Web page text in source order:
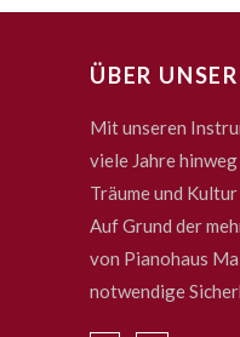
ÜBER
Mit unseren
viele Jahre
Träume und
Auf Grund der
von Pianohaus
notwendige